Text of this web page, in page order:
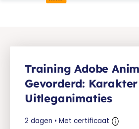
Training Adobe
Gevorderd:
Uitleganimaties
2 dagen • Met certificaat